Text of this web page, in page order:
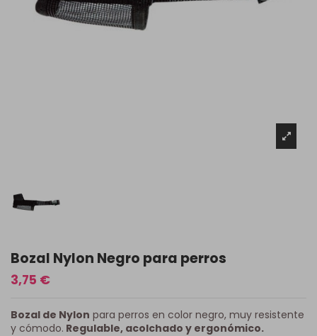
Bozal Nylon Negro para perros
3,75 €
Bozal de Nylon para perros en color negro, muy resistente
y cómodo. Regulable, acolchado y ergonómico.